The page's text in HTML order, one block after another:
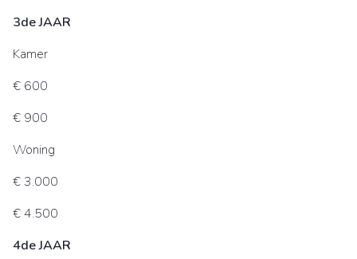
3de JAAR
Kamer
€ 600
€ 900
Woning
€ 3.000
€ 4.500
4de JAAR